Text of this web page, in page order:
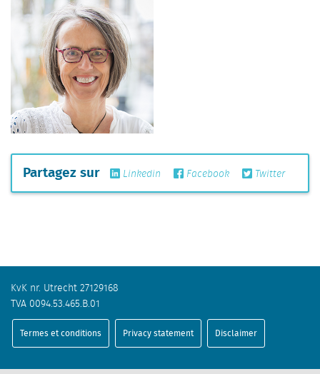
Partagez sur Linkedin Facebook Twitter
KvK nr. Utrecht 27129168
TVA 0094.53.465.B.01
Termes et conditions Privacy statement Disclaimer